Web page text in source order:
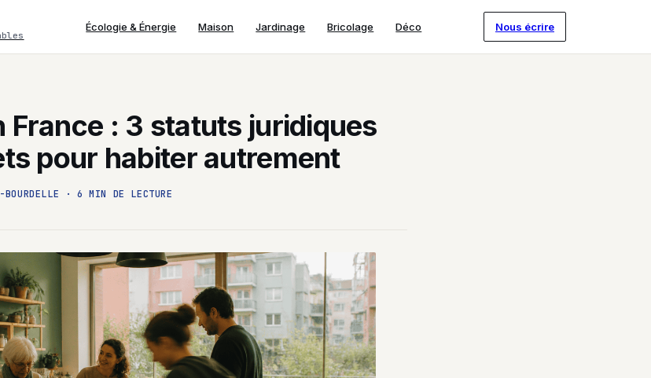
Écologie & Énergie Maison Jardinage Bricolage Déco Nous écrire
France : 3 statuts juridiques
pour habiter autrement
· 6 MIN DE LECTURE